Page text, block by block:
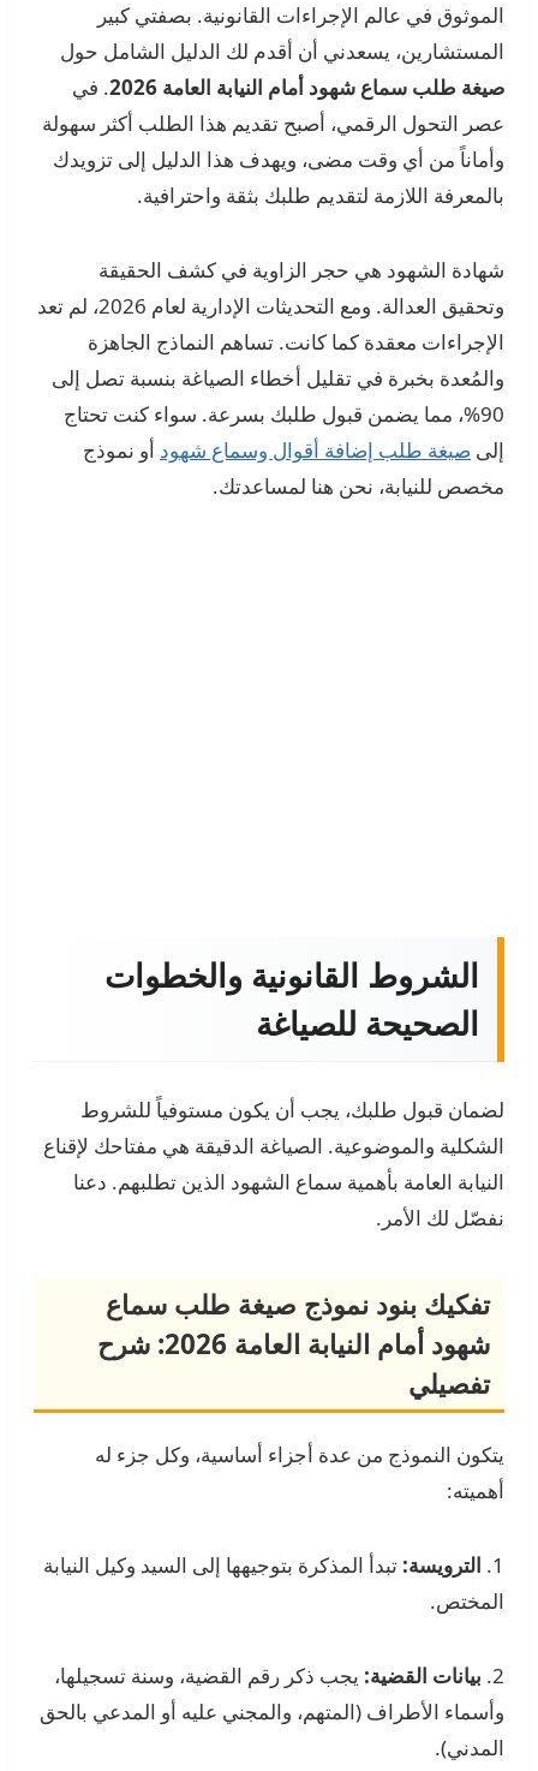
الموثوق في عالم الإجراءات القانونية. بصفتي كبير
المستشارين، يسعدني أن أقدم لك الدليل الشامل حول
صيغة طلب سماع شهود أمام النيابة العامة 2026
. في
عصر التحول الرقمي، أصبح تقديم هذا الطلب أكثر سهولة
وأماناً من أي وقت مضى، ويهدف هذا الدليل إلى تزويدك
بالمعرفة اللازمة لتقديم طلبك بثقة واحترافية.
شهادة الشهود هي حجر الزاوية في كشف الحقيقة
وتحقيق العدالة. ومع التحديثات الإدارية لعام 2026، لم تعد
الإجراءات معقدة كما كانت. تساهم النماذج الجاهزة
والمُعدة بخبرة في تقليل أخطاء الصياغة بنسبة تصل إلى
90%، مما يضمن قبول طلبك بسرعة. سواء كنت تحتاج
إلى صيغة طلب إضافة أقوال وسماع شهود أو نموذج
مخصص للنيابة، نحن هنا لمساعدتك.
الشروط القانونية والخطوات
الصحيحة للصياغة
لضمان قبول طلبك، يجب أن يكون مستوفياً للشروط
الشكلية والموضوعية. الصياغة الدقيقة هي مفتاحك لإقناع
النيابة العامة بأهمية سماع الشهود الذين تطلبهم. دعنا
نفصّل لك الأمر.
تفكيك بنود نموذج صيغة طلب سماع
شهود أمام النيابة العامة 2026: شرح
تفصيلي
يتكون النموذج من عدة أجزاء أساسية، وكل جزء له
أهميته:
1. الترويسة: تبدأ المذكرة بتوجيهها إلى السيد وكيل النيابة
المختص.
2. بيانات القضية: يجب ذكر رقم القضية، وسنة تسجيلها،
وأسماء الأطراف (المتهم، والمجني عليه أو المدعي بالحق
المدني).